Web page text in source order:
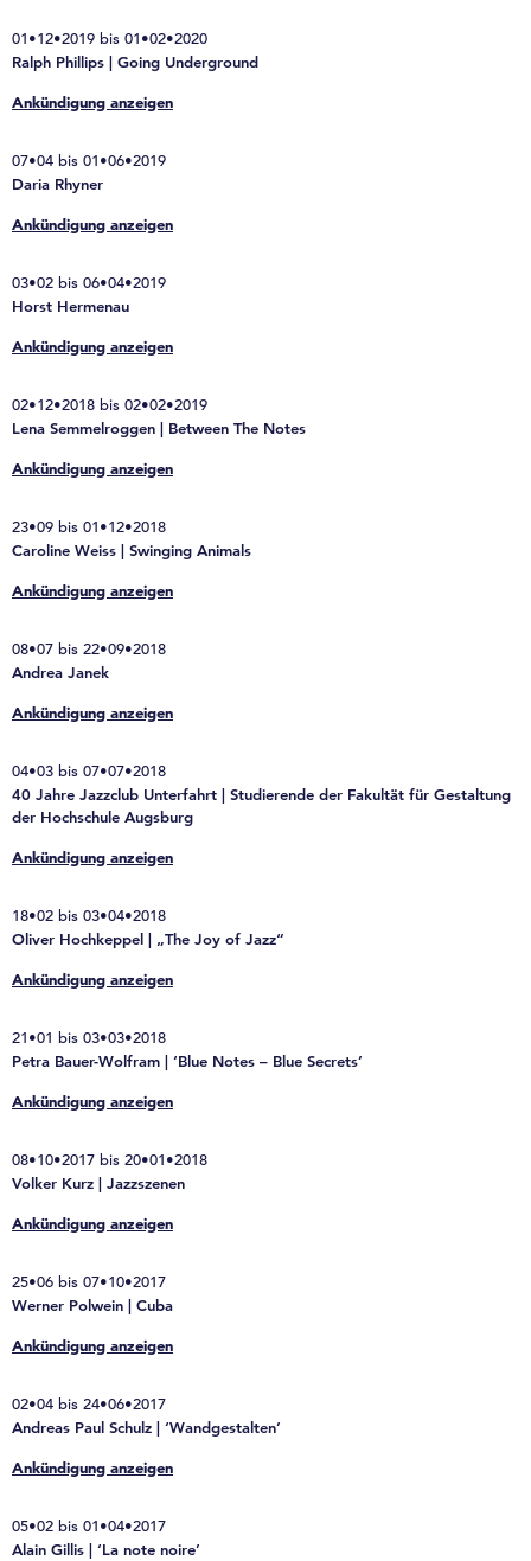
01•12•2019 bis 01•02•2020
Ralph Phillips | Going Underground
Ankündigung anzeigen
07•04 bis 01•06•2019
Daria Rhyner
Ankündigung anzeigen
03•02 bis 06•04•2019
Horst Hermenau
Ankündigung anzeigen
02•12•2018 bis 02•02•2019
Lena Semmelroggen | Between The Notes
Ankündigung anzeigen
23•09 bis 01•12•2018
Caroline Weiss | Swinging Animals
Ankündigung anzeigen
08•07 bis 22•09•2018
Andrea Janek
Ankündigung anzeigen
04•03 bis 07•07•2018
40 Jahre Jazzclub Unterfahrt | Studierende der Fakultät für Gestaltung
der Hochschule Augsburg
Ankündigung anzeigen
18•02 bis 03•04•2018
Oliver Hochkeppel | „The Joy of Jazz“
Ankündigung anzeigen
21•01 bis 03•03•2018
Petra Bauer-Wolfram | ‘Blue Notes – Blue Secrets’
Ankündigung anzeigen
08•10•2017 bis 20•01•2018
Volker Kurz | Jazzszenen
Ankündigung anzeigen
25•06 bis 07•10•2017
Werner Polwein | Cuba
Ankündigung anzeigen
02•04 bis 24•06•2017
Andreas Paul Schulz | ‘Wandgestalten’
Ankündigung anzeigen
05•02 bis 01•04•2017
Alain Gillis | ‘La note noire’